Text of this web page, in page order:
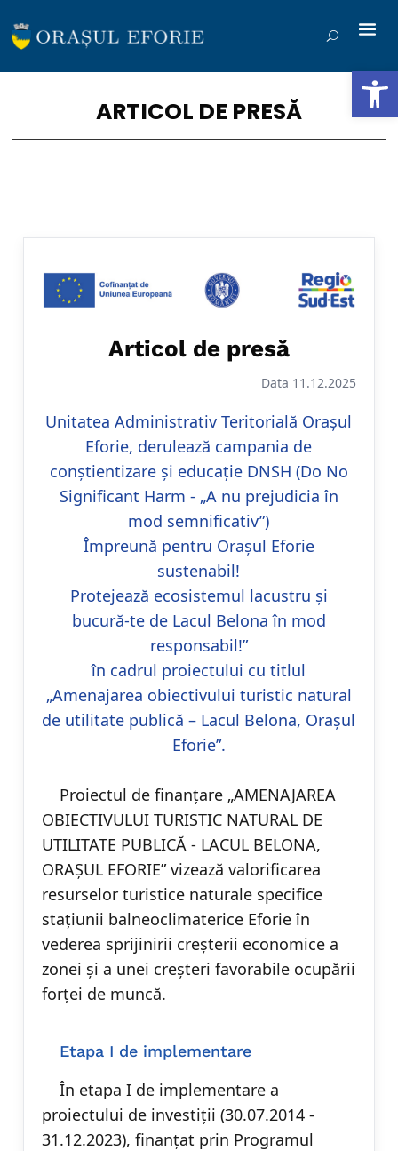
ARTICOL DE PRESĂ
Articol de presă
Data 11.12.2025
Unitatea Administrativ Teritorială Orașul
Eforie, derulează campania de
conștientizare și educație DNSH (Do No
Significant Harm - „A nu prejudicia în
mod semnificativ”)
Împreună pentru Orașul Eforie
sustenabil!
Protejează ecosistemul lacustru și
bucură-te de Lacul Belona în mod
responsabil!”
în cadrul proiectului cu titlul
„Amenajarea obiectivului turistic natural
de utilitate publică – Lacul Belona, Orașul
Eforie”.
Proiectul de finanțare „AMENAJAREA
OBIECTIVULUI TURISTIC NATURAL DE
UTILITATE PUBLICĂ - LACUL BELONA,
ORAȘUL EFORIE” vizează valorificarea
resurselor turistice naturale specifice
stațiunii balneoclimaterice Eforie în
vederea sprijinirii creșterii economice a
zonei și a unei creșteri favorabile ocupării
forței de muncă.
Etapa I de implementare
În etapa I de implementare a
proiectului de investiții (30.07.2014 -
31.12.2023), finanțat prin Programul